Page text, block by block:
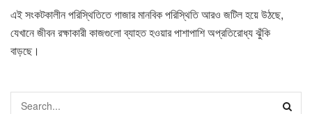
এই সংকটকালীন পরিস্থিতিতে গাজার মানবিক পরিস্থিতি আরও জটিল হয়ে উঠছে,
যেখানে জীবন রক্ষাকারী কাজগুলো ব্যাহত হওয়ার পাশাপাশি অপ্রতিরোধ্য ঝুঁকি
বাড়ছে।